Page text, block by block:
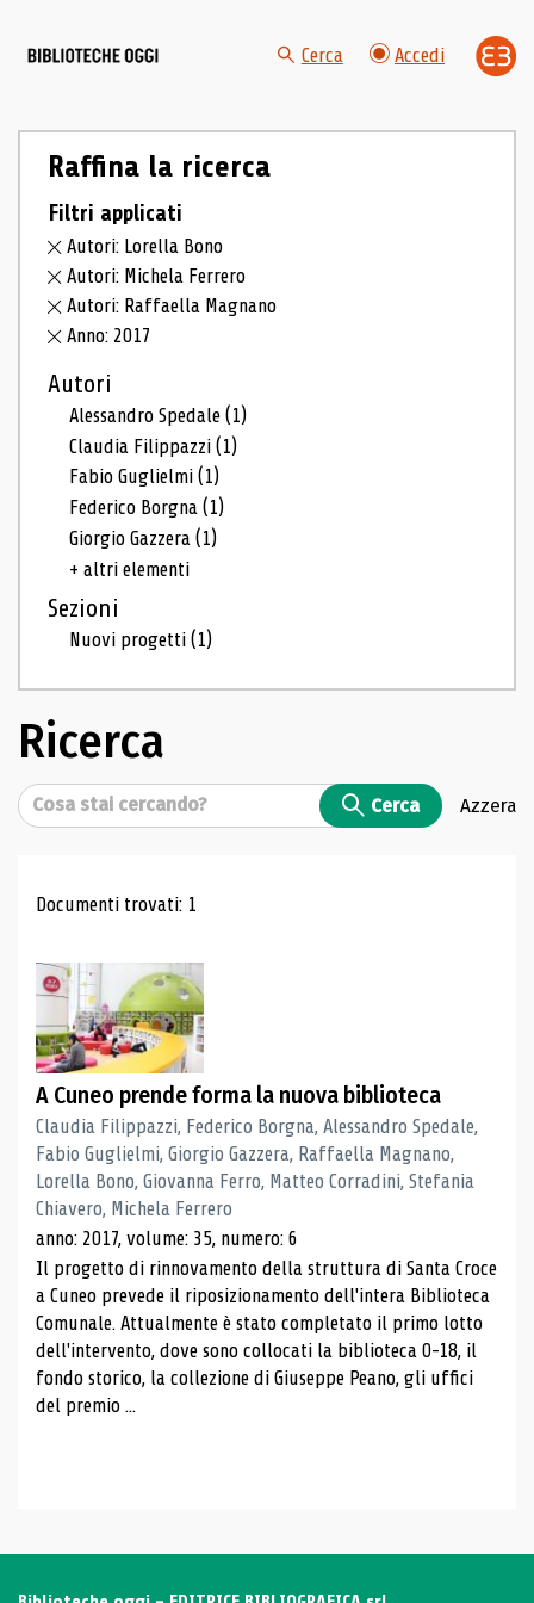
Cerca Accedi
Raffina la ricerca
Filtri applicati
Autori: Lorella Bono
Autori: Michela Ferrero
Autori: Raffaella Magnano
Anno: 2017
Autori
Alessandro Spedale(1)
Claudia Filippazzi(1)
Fabio Guglielmi(1)
Federico Borgna(1)
Giorgio Gazzera(1)
+ altri elementi
Sezioni
Nuovi progetti(1)
Ricerca
Cerca Cerca Azzera
Risultati di ricerca
Documenti trovati: 1
A Cuneo prende forma la nuova biblioteca
Claudia Filippazzi, Federico Borgna, Alessandro Spedale,
Fabio Guglielmi, Giorgio Gazzera, Raffaella Magnano,
Lorella Bono, Giovanna Ferro, Matteo Corradini, Stefania
Chiavero, Michela Ferrero
anno: 2017, volume: 35, numero: 6
Il progetto di rinnovamento della struttura di Santa Croce
a Cuneo prevede il riposizionamento dell'intera Biblioteca
Comunale. Attualmente è stato completato il primo lotto
dell'intervento, dove sono collocati la biblioteca 0-18, il
fondo storico, la collezione di Giuseppe Peano, gli uffici
del premio ...